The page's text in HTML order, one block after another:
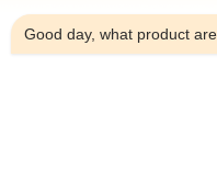
Good day, what product